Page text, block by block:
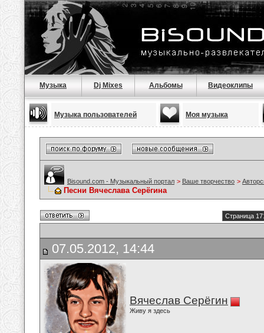
Музыка Dj Mixes Альбомы Видеоклипы
Музыка пользователей Моя музыка
Bisound.com - Музыкальный портал > Ваше творчество >
Песни Вячеслава Серёгина
Страница
07.05.2012, 14:44
Вячеслав Серёгин
Живу я здесь